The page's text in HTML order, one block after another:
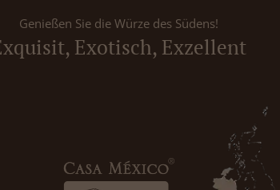
Genießen Sie die Würze des Südens!
Exotisch, Exzellent